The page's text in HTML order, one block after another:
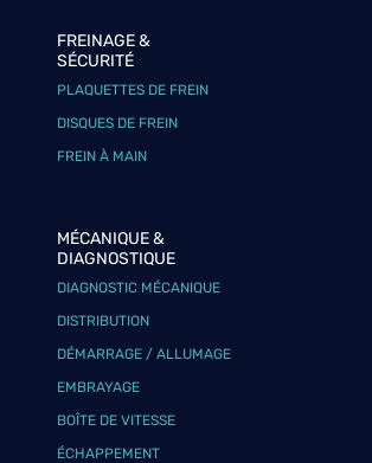
FREINAGE &
SÉCURITÉ
PLAQUETTES DE FREIN
DISQUES DE FREIN
FREIN À MAIN
MÉCANIQUE &
DIAGNOSTIQUE
DIAGNOSTIC MÉCANIQUE
DISTRIBUTION
DÉMARRAGE / ALLUMAGE
EMBRAYAGE
BOÎTE DE VITESSE
ÉCHAPPEMENT